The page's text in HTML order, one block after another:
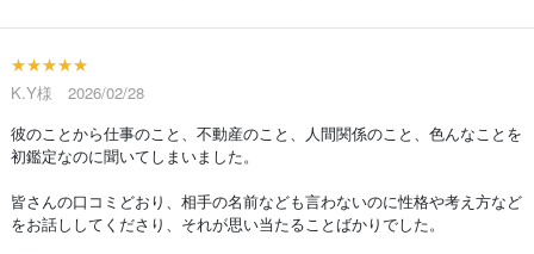
★★★★★
K.Y様 2026/02/28
彼のことから仕事のこと、不動産のこと、人間関係のこと、色んなことを
初鑑定なのに聞いてしまいました。
皆さんの口コミどおり、相手の名前なども言わないのに性格や考え方など
をお話ししてくださり、それが思い当たることばかりでした。